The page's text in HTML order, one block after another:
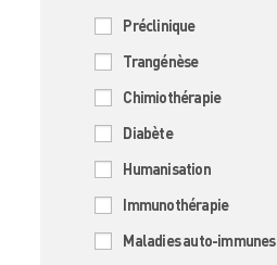
Préclinique
Trangénèse
Chimiothérapie
Diabète
Humanisation
Immunothérapie
Maladies auto-immunes